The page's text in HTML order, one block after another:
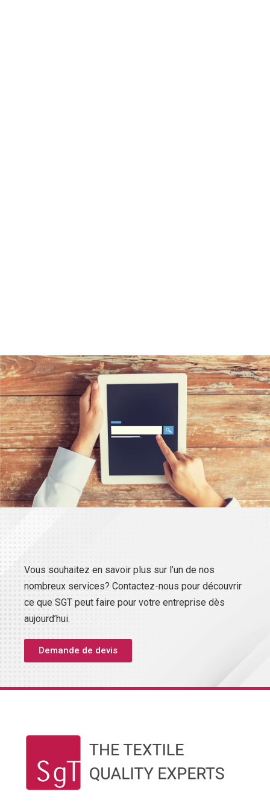
Vous souhaitez en savoir plus sur l’un de nos
nombreux services? Contactez-nous pour découvrir
ce que SGT peut faire pour votre entreprise dès
aujourd’hui.
Demande de devis